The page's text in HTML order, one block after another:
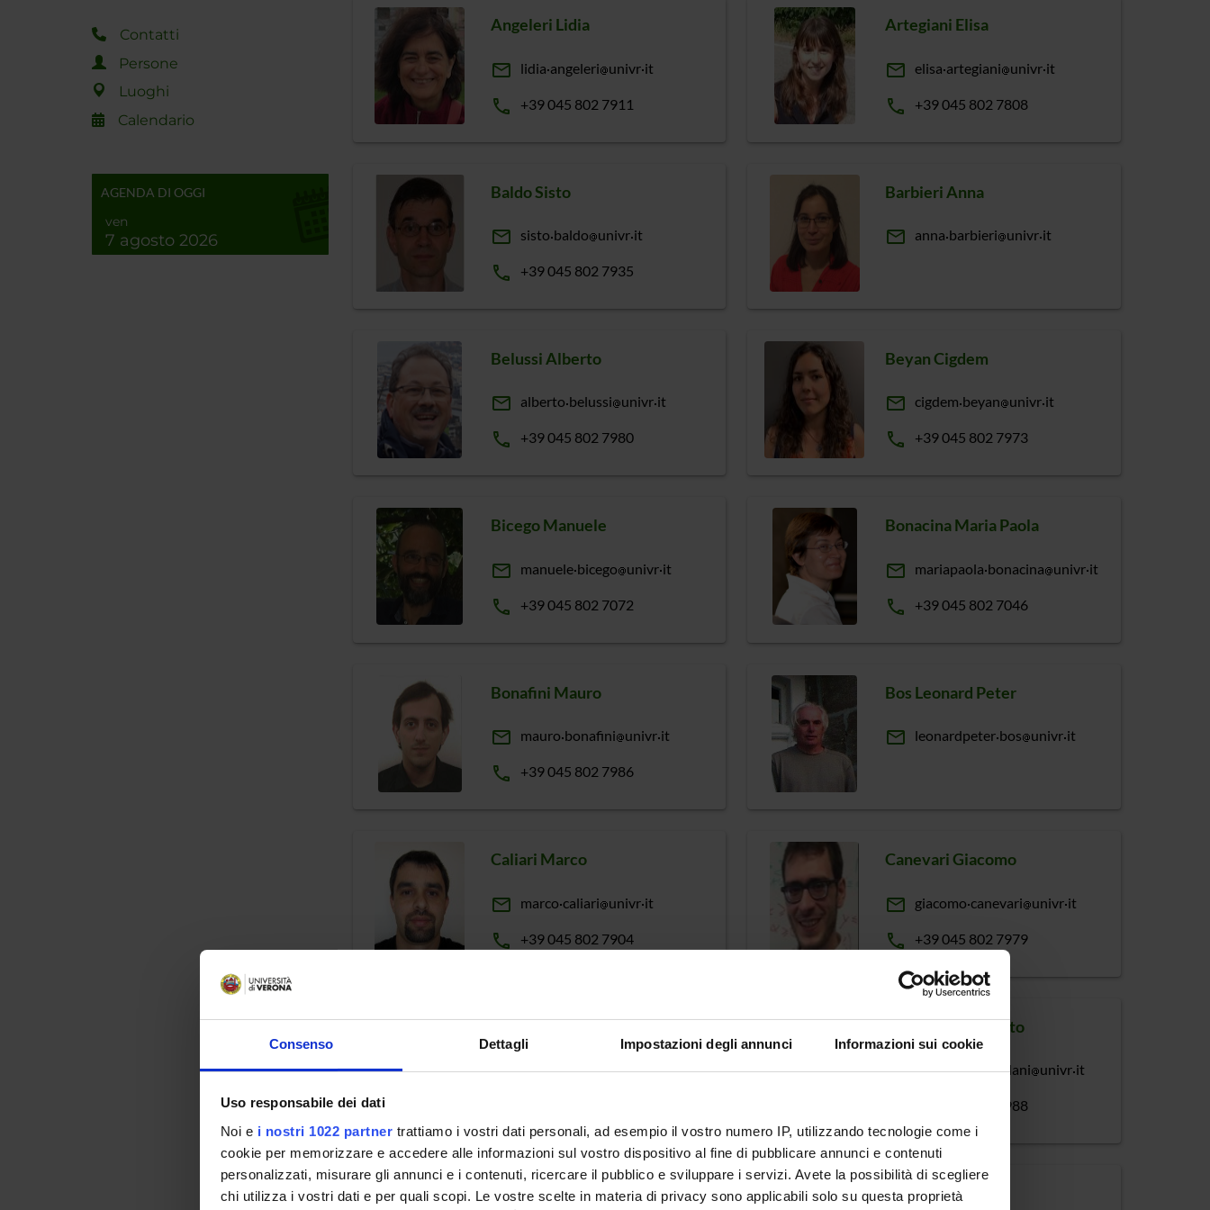
Consenso Dettagli Impostazioni degli annunci Informazioni sui cookie
Uso responsabile dei dati
Noi e i nostri 1022 partner trattiamo i vostri dati personali, ad esempio il vostro numero IP, utilizzando tecnologie come i
cookie per memorizzare e accedere alle informazioni sul vostro dispositivo al fine di pubblicare annunci e contenuti
personalizzati, misurare gli annunci e i contenuti, ricercare il pubblico e sviluppare i servizi. Avete la possibilità di scegliere
chi utilizza i vostri dati e per quali scopi. Le vostre scelte in materia di privacy sono applicabili solo su questa proprietà
Contatti
Persone
Luoghi
Calendario
AGENDA DI OGGI
ven
7 agosto 2026
Angeleri Lidia
email lidia angeleri univr it
phone +39 045 802 7911
Artegiani Elisa
email elisa artegiani univr it
phone +39 045 802 7808
Baldo Sisto
email sisto baldo univr it
phone +39 045 802 7935
Barbieri Anna
email anna barbieri univr it
Belussi Alberto
email alberto belussi univr it
phone +39 045 802 7980
Beyan Cigdem
email cigdem beyan univr it
phone +39 045 802 7973
Bicego Manuele
email manuele bicego univr it
phone +39 045 802 7072
Bonacina Maria Paola
email mariapaola bonacina univr it
phone +39 045 802 7046
Bonafini Mauro
email mauro bonafini univr it
phone +39 045 802 7986
Bos Leonard Peter
email leonardpeter bos univr it
Caliari Marco
email marco caliari univr it
phone +39 045 802 7904
Canevari Giacomo
email giacomo canevari univr it
phone +39 045 802 7979
Carra Damiano
emaildamiano carra univr it
Castellani Umberto
emailumberto castellani univr it
+39 045 802 7988
Castellini Alberto Ceccato Mariano